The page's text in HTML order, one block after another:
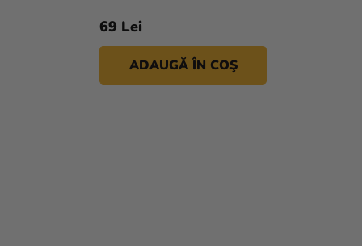
69 Lei
ADAUGĂ ÎN COŞ